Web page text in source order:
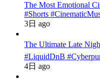
The Most Emotional
#Shorts
3日 ago
The Ultimate Late
#LiquidDnB
4日 ago